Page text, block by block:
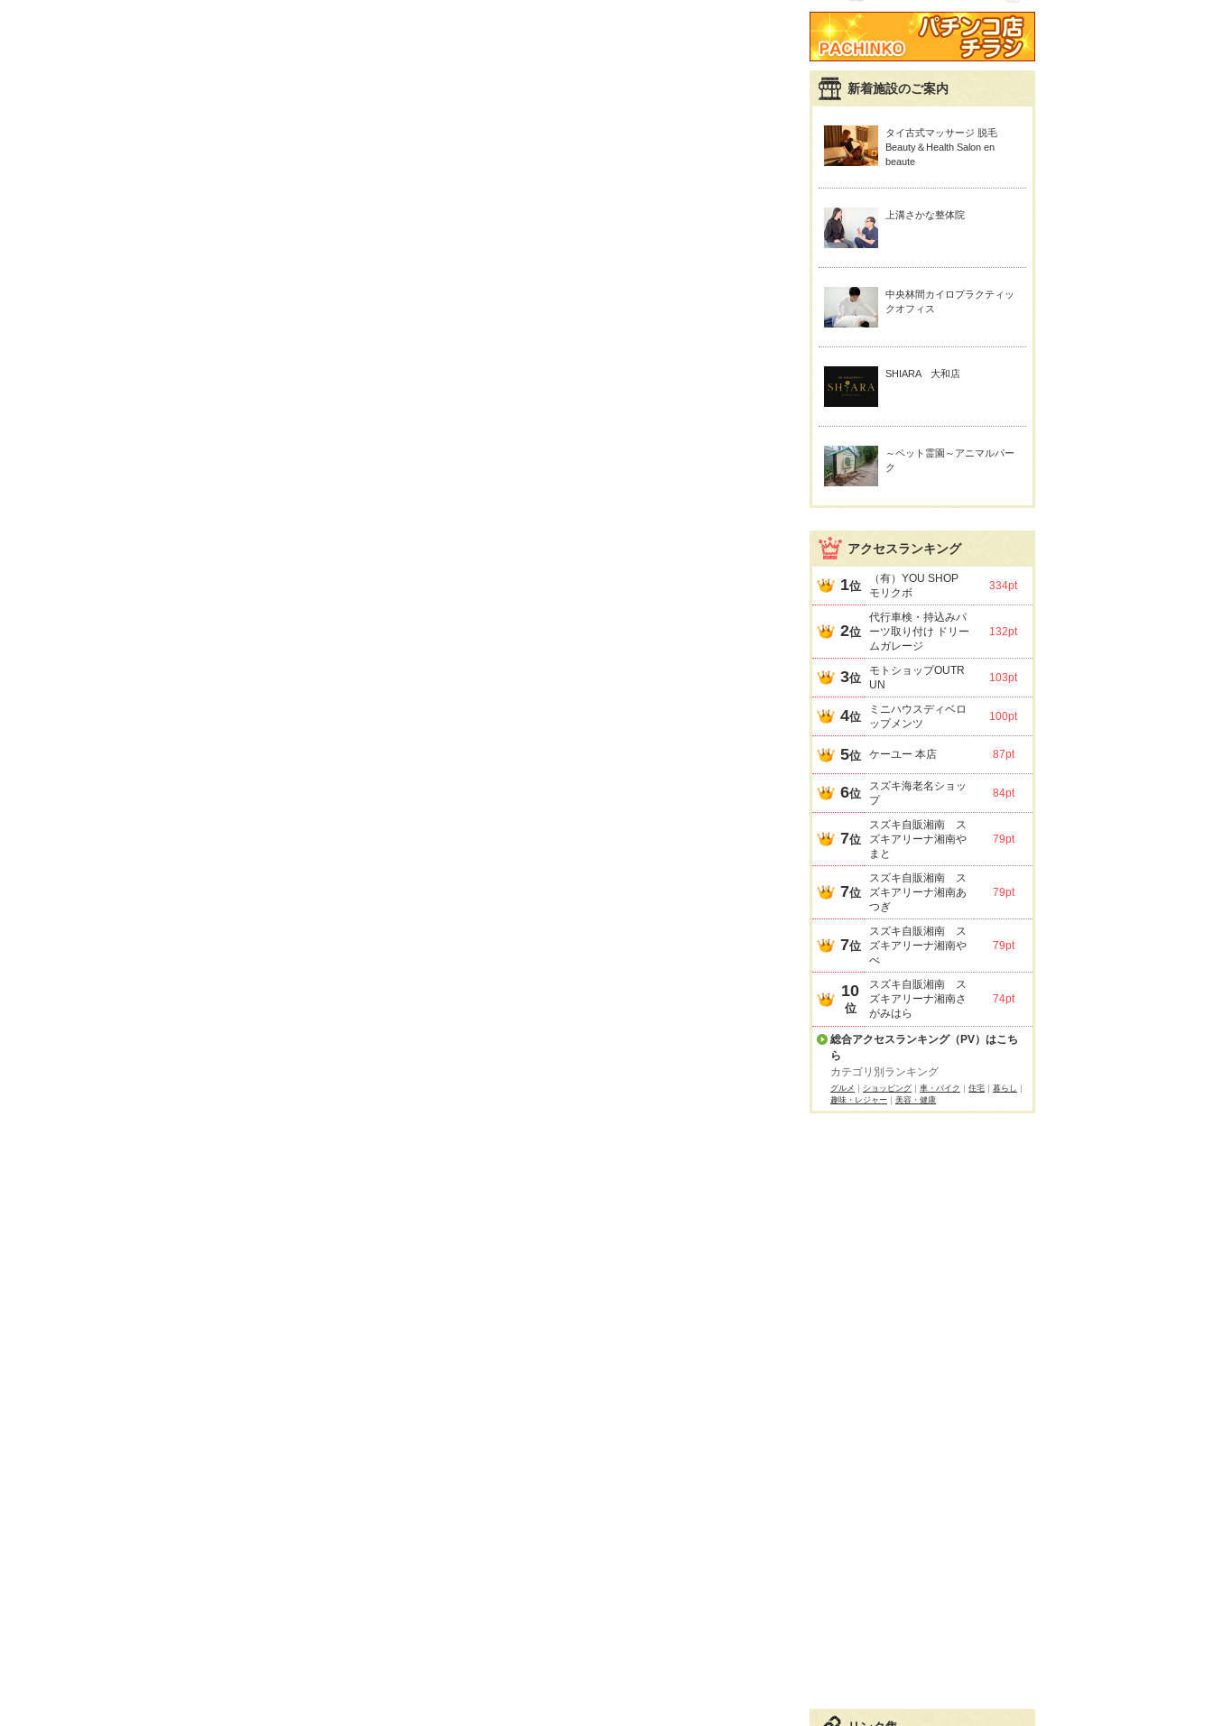
新着施設のご案内
タイ古式マッサージ 脱毛
Beauty＆Health Salon en
beaute
上溝さかな整体院
中央林間カイロプラクティッ
クオフィス
SHIARA 大和店
～ペット霊園～アニマルパー
ク
アクセスランキング
1位
（有）YOU SHOP
モリクボ
334pt
2位
代行車検・持込みパ
ーツ取り付け ドリー
ムガレージ
132pt
3位
モトショップOUTR
UN
103pt
4位
ミニハウスディベロ
ップメンツ
100pt
5位 ケーユー 本店 87pt
6位
スズキ海老名ショッ
プ
84pt
7位
スズキ自販湘南 ス
ズキアリーナ湘南や
まと
79pt
7位
スズキ自販湘南 ス
ズキアリーナ湘南あ
つぎ
79pt
7位
スズキ自販湘南 ス
ズキアリーナ湘南や
べ
79pt
10
位
スズキ自販湘南 ス
ズキアリーナ湘南さ
がみはら
74pt
総合アクセスランキング（PV）はこち
ら
カテゴリ別ランキング
グルメ ショッピング 車・バイク 住宅 暮らし
趣味・レジャー
美容・健康